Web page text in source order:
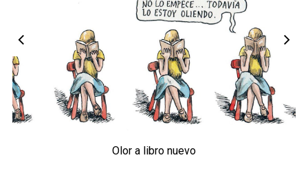
Olor a libro nuevo